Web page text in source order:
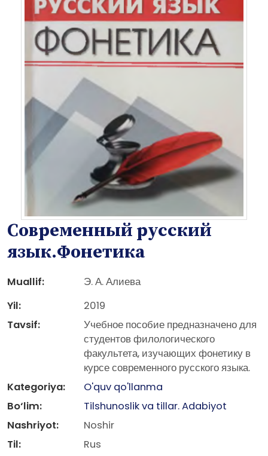
Современный русский
язык.Фонетика
Muallif:
Э. А. Алиева
Yil:
2019
Tavsif:
Учебное пособие предназначено для
студентов филологического
факультета, изучающих фонетику в
курсе современного русского языка.
Kategoriya:
O'quv qo'llanma
Bo‘lim:
Tilshunoslik va tillar. Adabiyot
Nashriyot:
Noshir
Til:
Rus